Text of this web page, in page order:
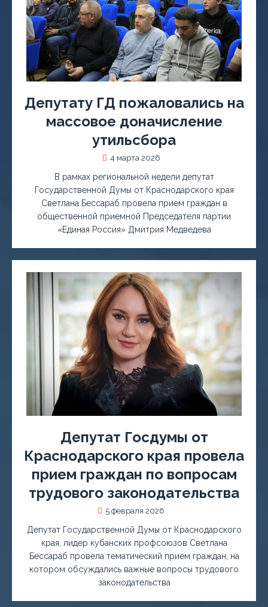
Депутату ГД пожаловались на
массовое доначисление
утильсбора
4 марта 2026
В рамках региональной недели депутат
Государственной Думы от Краснодарского края
Светлана Бессараб провела прием граждан в
общественной приемной Председателя партии
«Единая Россия» Дмитрия Медведева
Депутат Госдумы от
Краснодарского края провела
прием граждан по вопросам
трудового законодательства
5 февраля 2026
Депутат Государственной Думы от Краснодарского
края, лидер кубанских профсоюзов Светлана
Бессараб провела тематический прием граждан, на
котором обсуждались важные вопросы трудового
законодательства